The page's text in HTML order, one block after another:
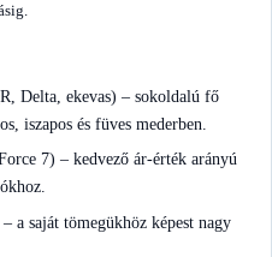
Delta, ekevas) – sokoldalú fő
iszapos és füves mederben.
7) – kedvező ár-érték arányú
a saját tömegükhöz képest nagy